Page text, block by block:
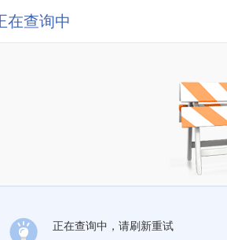
在查询中
正在查询中，请刷新重试